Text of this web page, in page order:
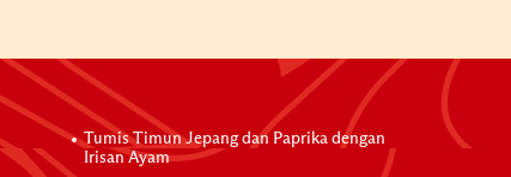
Tumis Timun Jepang dan Paprika dengan
Irisan Ayam